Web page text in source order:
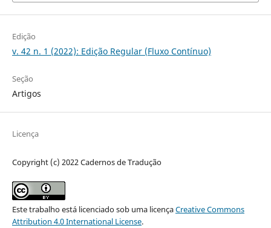
Edição
v. 42 n. 1 (2022): Edição Regular (Fluxo Contínuo)
Seção
Artigos
Licença
Copyright (c) 2022 Cadernos de Tradução
Este trabalho está licenciado sob uma licençaCreative Commons
Attribution 4.0 International License.